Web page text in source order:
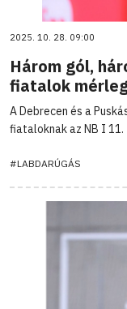
2025. 10. 28. 09:00
Három gól,
fiatalok
A Debrecen és a
fiataloknak az NB I
#LABDARÚGÁS